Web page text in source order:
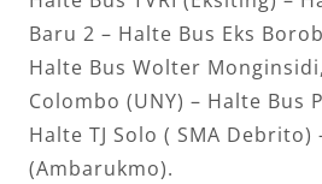
Baru 2 – Halte Bus Eks
Halte Bus Wolter
Colombo (UNY) – Halte Bus
Halte TJ Solo ( SMA Debrito)
(Ambarukmo).